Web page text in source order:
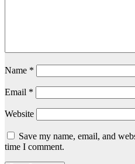
Name *
Email *
Website
Save my name, email, and
time I comment.